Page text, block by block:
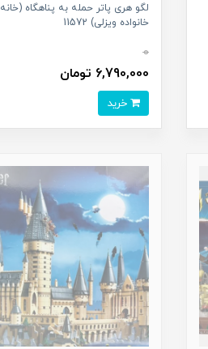
لگو هری پاتر حمله به پناهگاه (خانه
خانواده ویزلی) 11572
0
6,790,000 تومان